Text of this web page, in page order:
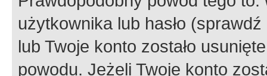
użytkownika lub hasło
lub Twoje konto zostało
powodu. Jeżeli Twoje konto